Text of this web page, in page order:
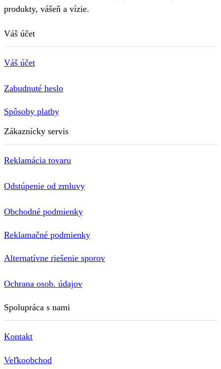
produkty, vášeň a vízie.
Váš účet
Váš účet
Zabudnuté heslo
Spôsoby platby
Zákaznícky servis
Reklamácia tovaru
Odstúpenie od zmluvy
Obchodné podmienky
Reklamačné podmienky
Alternatívne riešenie sporov
Ochrana osob. údajov
Spolupráca s nami
Kontakt
Veľkoobchod